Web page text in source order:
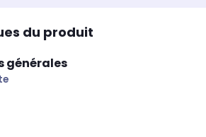
du produit
générales